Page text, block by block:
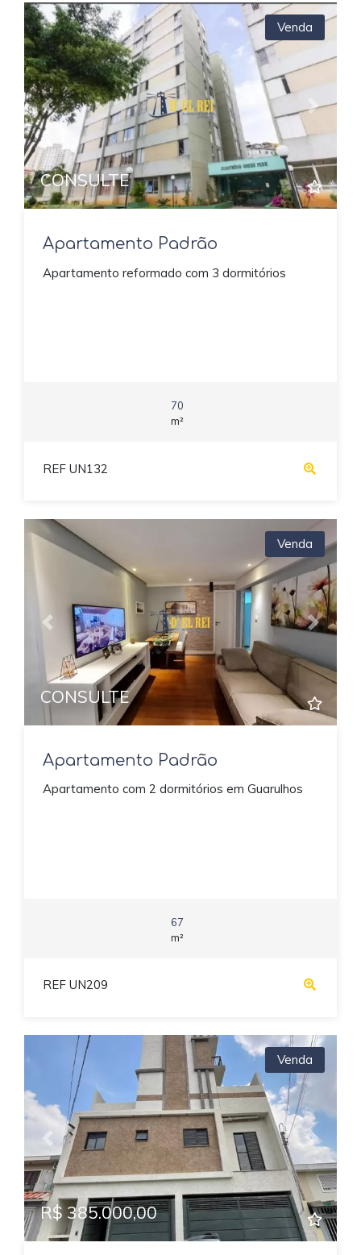
Previous Next
Venda
CONSULTE
Apartamento Padrão
Apartamento reformado com 3 dormitórios
70
m²
REF UN132
Previous Next
Venda
CONSULTE
Apartamento Padrão
Apartamento com 2 dormitórios em Guarulhos
67
m²
REF UN209
Previous Next
Venda
R$ 385.000,00